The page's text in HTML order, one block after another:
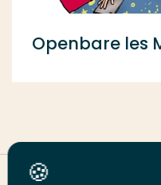
Openbare les
Deel deze pagina